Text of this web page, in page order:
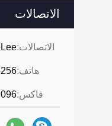
الاتصالات
الاتصالات:Lee
هاتف:
فاكس: